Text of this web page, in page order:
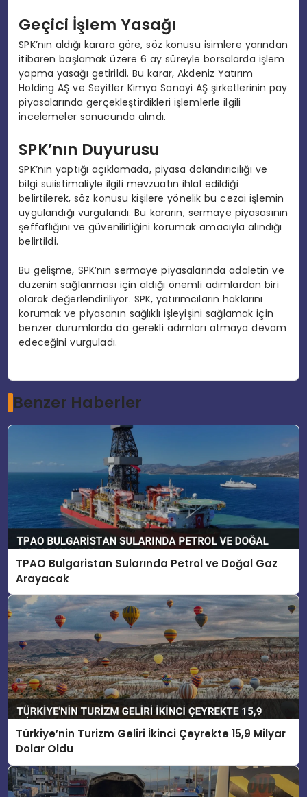
Geçici İşlem Yasağı
SPK’nın aldığı karara göre, söz konusu isimlere yarından
itibaren başlamak üzere 6 ay süreyle borsalarda işlem
yapma yasağı getirildi. Bu karar, Akdeniz Yatırım
Holding AŞ ve Seyitler Kimya Sanayi AŞ şirketlerinin pay
piyasalarında gerçekleştirdikleri işlemlerle ilgili
incelemeler sonucunda alındı.
SPK’nın Duyurusu
SPK’nın yaptığı açıklamada, piyasa dolandırıcılığı ve
bilgi suiistimaliyle ilgili mevzuatın ihlal edildiği
belirtilerek, söz konusu kişilere yönelik bu cezai işlemin
uygulandığı vurgulandı. Bu kararın, sermaye piyasasının
şeffaflığını ve güvenilirliğini korumak amacıyla alındığı
belirtildi.
Bu gelişme, SPK’nın sermaye piyasalarında adaletin ve
düzenin sağlanması için aldığı önemli adımlardan biri
olarak değerlendiriliyor. SPK, yatırımcıların haklarını
korumak ve piyasanın sağlıklı işleyişini sağlamak için
benzer durumlarda da gerekli adımları atmaya devam
edeceğini vurguladı.
Benzer Haberler
TPAO Bulgaristan Sularında Petrol ve Doğal Gaz
Arayacak
Türkiye’nin Turizm Geliri İkinci Çeyrekte 15,9 Milyar
Dolar Oldu